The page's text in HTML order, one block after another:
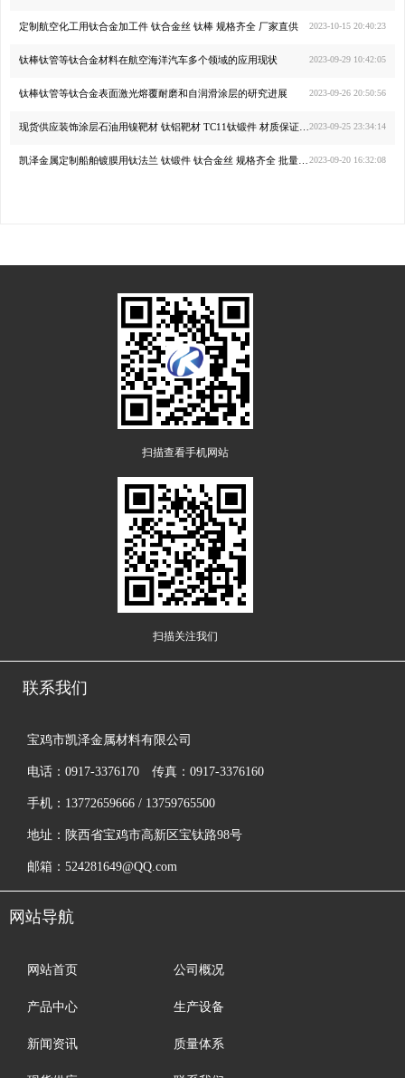
2023-10-15 20:40:23
定制航空化工用钛合金加工件 钛合金丝 钛棒 规格齐全 厂家直供
2023-09-29 10:42:05
钛棒钛管等钛合金材料在航空海洋汽车多个领域的应用现状
2023-09-26 20:50:56
钛棒钛管等钛合金表面激光熔覆耐磨和自润滑涂层的研究进展
2023-09-25 23:34:14
2023-09-20 16:32:08
扫描查看手机网站
扫描关注我们
联系我们
宝鸡市凯泽金属材料有限公司
电话：0917-3376170 传真：0917-3376160
手机：13772659666 / 13759765500
地址：陕西省宝鸡市高新区宝钛路98号
邮箱：524281649@QQ.com
网站导航
网站首页 公司概况
产品中心 生产设备
新闻资讯 质量体系